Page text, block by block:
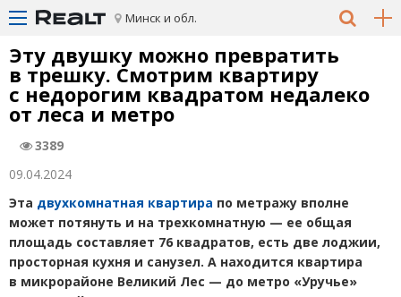
Минск и обл.
Эту двушку можно превратить
в трешку. Смотрим квартиру
с недорогим квадратом недалеко
от леса и метро
3389
09.04.2024
Эта двухкомнатная квартира по метражу вполне
может потянуть и на трехкомнатную — ее общая
площадь составляет 76 квадратов, есть две лоджии,
просторная кухня и санузел. А находится квартира
в микрорайоне Великий Лес — до метро «Уручье»